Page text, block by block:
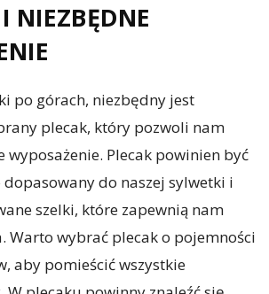
NIEZBĘDNE
po górach, niezbędny jest
plecak, który pozwoli nam
wyposażenie. Plecak powinien być
do naszej sylwetki i
szelki, które zapewnią nam
Warto wybrać plecak o pojemności
aby pomieścić wszystkie